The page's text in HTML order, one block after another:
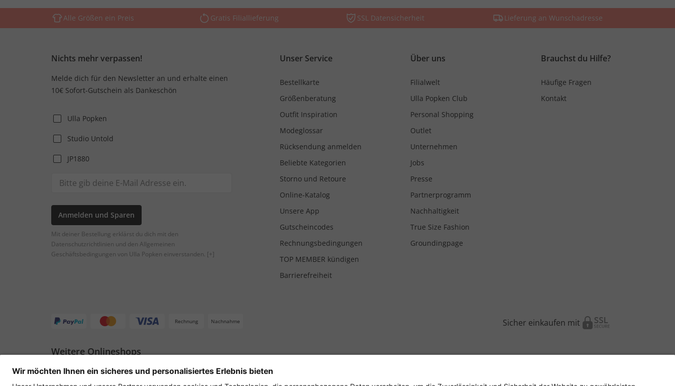
Alle Größen ein Preis Gratis Filiallieferung SSL Datensicherheit Lieferung an Wunschadresse
Nichts mehr verpassen!
Melde dich für den Newsletter an und erhalte einen
10€ Sofort-Gutschein als Dankeschön
Ulla Popken
Studio Untold
JP1880
Anmelden und Sparen
Mit deiner Bestellung erklärst du dich mit den
Datenschutzrichtlinien und den Allgemeinen
Geschäftsbedingungen von Ulla Popken einverstanden. [+]
Unser Service
Bestellkarte
Größenberatung
Outfit Inspiration
Modeglossar
Rücksendung anmelden
Beliebte Kategorien
Storno und Retoure
Online-Katalog
Unsere App
Gutscheincodes
Rechnungsbedingungen
TOP MEMBER kündigen
Barrierefreiheit
Über uns
Filialwelt
Ulla Popken Club
Personal Shopping
Outlet
Unternehmen
Jobs
Presse
Partnerprogramm
Nachhaltigkeit
True Size Fashion
Groundingpage
Brauchst du Hilfe?
Häufige Fragen
Kontakt
Rechnung Nachnahme Sicher einkaufen mit
Weitere Onlineshops
Deutschland